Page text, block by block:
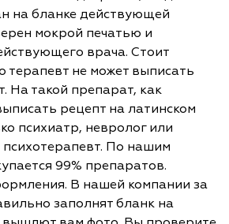
на бланке действующей
мокрой печатью и
врача. Стоит
терапевт не может выписать
На такой препарат, как
рецепт на латинском
психиатр, невролог или
психотерапевт. По нашим
99% препаратов.
В нашей компании за
заполнят бланк на